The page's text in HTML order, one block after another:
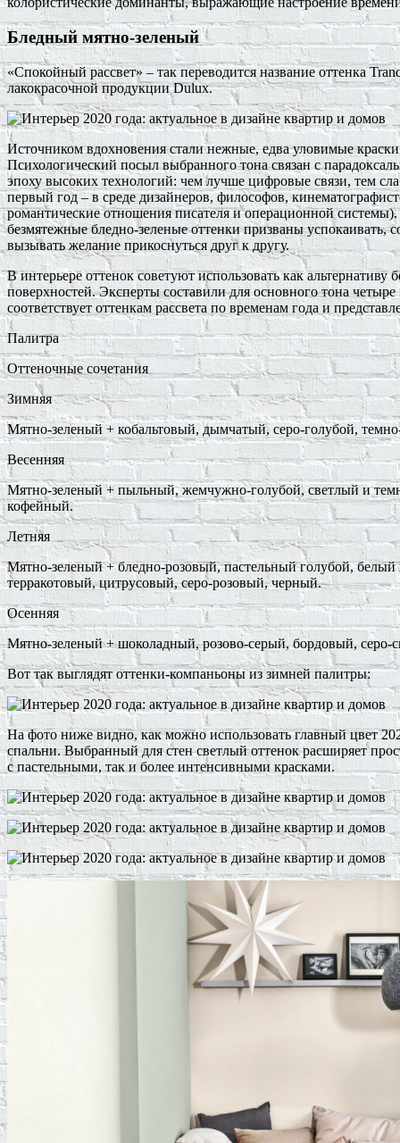
Бледный мятно-зеленый
«Спокойный рассвет» – так переводится название оттенка
лакокрасочной продукции Dulux.
Источником вдохновения стали нежные, едва уловимые краски
Психологический посыл выбранного тона связан с
эпоху высоких технологий: чем лучше цифровые связи, тем
первый год – в среде дизайнеров, философов,
романтические отношения писателя и операционной
безмятежные бледно-зеленые оттенки призваны
вызывать желание прикоснуться друг к другу.
В интерьере оттенок советуют использовать как
поверхностей. Эксперты составили для основного тона
соответствует оттенкам рассвета по временам года и
Палитра
Оттеночные сочетания
Зимняя
Мятно-зеленый + кобальтовый, дымчатый, серо-голубой,
Весенняя
Мятно-зеленый + пыльный, жемчужно-голубой, светлый и
кофейный.
Летняя
Мятно-зеленый + бледно-розовый, пастельный голубой,
терракотовый, цитрусовый, серо-розовый, черный.
Осенняя
Мятно-зеленый + шоколадный, розово-серый, бордовый,
Вот так выглядят оттенки-компаньоны из зимней палитры:
На фото ниже видно, как можно использовать главный цвет
спальни. Выбранный для стен светлый оттенок расширяет
с пастельными, так и более интенсивными красками.